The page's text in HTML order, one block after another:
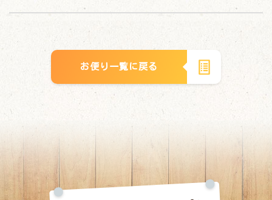
お便り一覧に戻る